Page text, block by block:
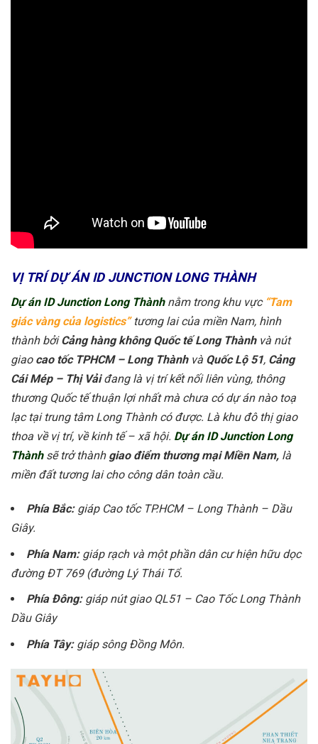
VỊ TRÍ DỰ ÁN ID JUNCTION LONG THÀNH
Dự án ID Junction Long Thànhnằm trong khu vực “Tam
giác vàng của logistics”tương lai của miền Nam, hình
thành bởiCảng hàng không Quốc tế Long Thànhvà nút
giao cao tốc TPHCM – Long Thànhvà Quốc Lộ 51, Cảng
Cái Mép – Thị Vảiđang là vị trí kết nối liên vùng, thông
thương Quốc tế thuận lợi nhất mà chưa có dự án nào toạ
lạc tại trung tâm Long Thành có được. Là khu đô thị giao
thoa về vị trí, về kinh tế – xã hội. Dự án ID Junction Long
Thành sẽ trở thành giao điểm thương mại Miền Nam, là
miền đất tương lai cho công dân toàn cầu.
Phía Bắc:giáp Cao tốc TP.HCM – Long Thành – Dầu
Giây.
Phía Nam:giáp rạch và một phần dân cư hiện hữu dọc
đường ĐT 769 (đường Lý Thái Tổ.
Phía Đông:giáp nút giao QL51 – Cao Tốc Long Thành
Dầu Giây
Phía Tây:giáp sông Đồng Môn.